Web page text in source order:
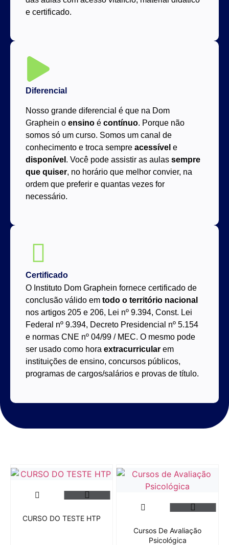
e certificado.
Diferencial
Nosso grande diferencial é que na Dom
Graphein o ensino é contínuo. Porque não
somos só um curso. Somos um canal de
conhecimento e troca sempre acessível e
disponível . Você pode assistir as aulas sempre
que quiser, no horário que melhor convier, na
ordem que preferir e quantas vezes for
necessário.
Certificado
O Instituto Dom Graphein fornece certificado de
conclusão válido em todo o território nacional
nos artigos 205 e 206, Lei nº 9.394, Const. Lei
Federal nº 9.394, Decreto Presidencial nº 5.154
e normas CNE nº 04/99 / MEC. O mesmo pode
ser usado como hora extracurricular em
instituições de ensino, concursos públicos,
programas de cargos/salários e provas de título.
CURSO DO TESTE HTP
Cursos De Avaliação
Psicológica